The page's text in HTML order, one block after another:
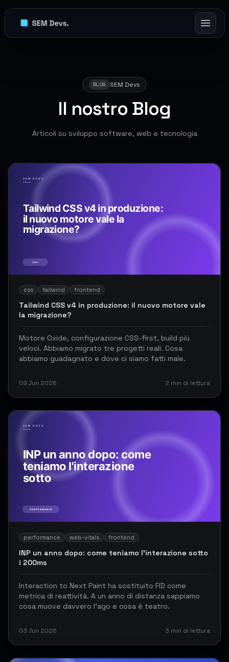
BLOG SEM Devs
Il nostro Blog
Articoli su sviluppo software, web e tecnologia
css tailwind frontend
Tailwind CSS v4 in produzione: il nuovo motore vale
la migrazione?
Motore Oxide, configurazione CSS-first, build più
veloci. Abbiamo migrato tre progetti reali. Cosa
abbiamo guadagnato e dove ci siamo fatti male.
09 Jun 2026 2 min di lettura
performance web-vitals frontend
INP un anno dopo: come teniamo l'interazione sotto
i 200ms
Interaction to Next Paint ha sostituito FID come
metrica di reattività. A un anno di distanza sappiamo
cosa muove davvero l'ago e cosa è teatro.
03 Jun 2026 3 min di lettura